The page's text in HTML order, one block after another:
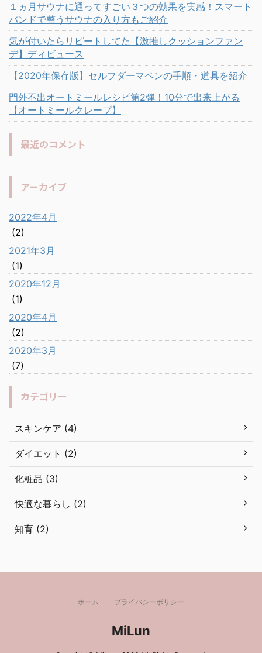
１ヵ月サウナに通ってすごい３つの効果を実感！スマート
バンドで整うサウナの入り方もご紹介
気が付いたらリピートしてた【激推しクッションファン
デ】ディビュース
【2020年保存版】セルフダーマペンの手順・道具を紹介
門外不出オートミールレシピ第2弾！10分で出来上がる
【オートミールクレープ】
最近のコメント
アーカイブ
2022年4月
(2)
2021年3月
(1)
2020年12月
(1)
2020年4月
(2)
2020年3月
(7)
カテゴリー
スキンケア (4)
ダイエット (2)
化粧品 (3)
快適な暮らし (2)
知育 (2)
ホーム プライバシーポリシー
MiLun